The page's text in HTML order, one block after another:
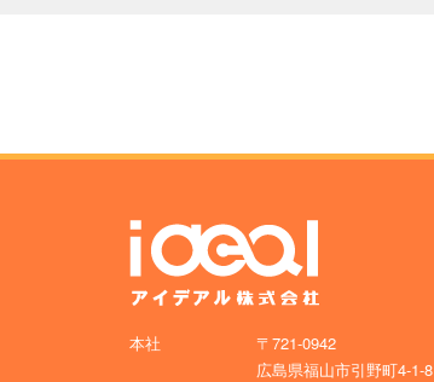
本社
〒721-0942
広島県福山市引野町4-1-8